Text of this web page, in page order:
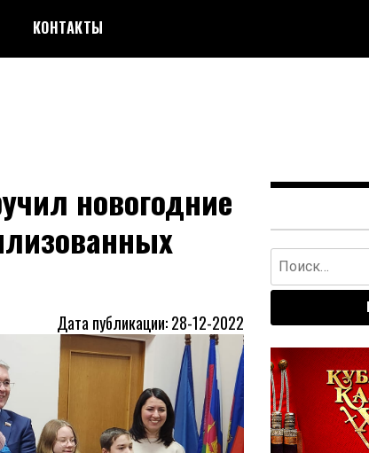
КОНТАКТЫ
новогодние
Дата публикации: 28-12-2022
Найти: